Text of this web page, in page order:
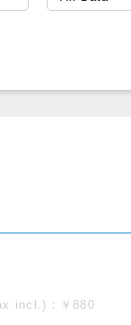
incl.)：￥880